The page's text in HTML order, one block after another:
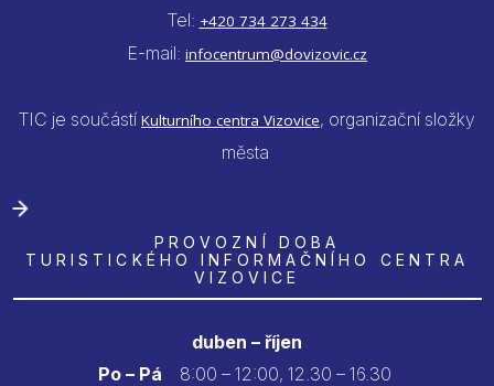
Tel: +420 734 273 434
E-mail: infocentrum@dovizovic.cz
TIC je součástí Kulturního centra Vizovice, organizační složky
města
PROVOZNÍ DOBA
TURISTICKÉHO INFORMAČNÍHO CENTRA
VIZOVICE
duben – říjen
Po – Pá
8:00 – 12:00, 12.30 – 16.30